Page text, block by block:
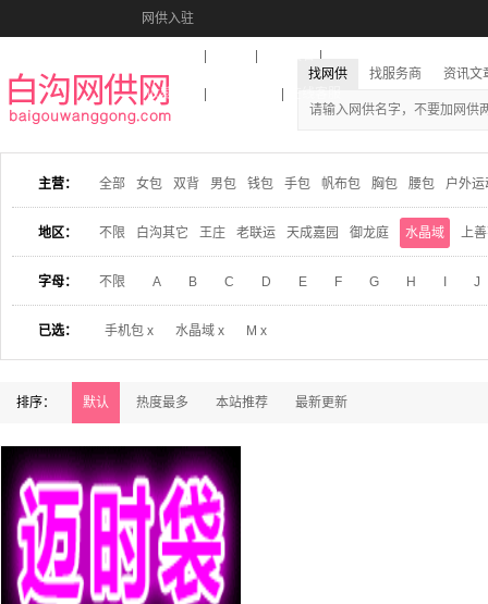
网供入驻
收藏本站
找网供 找服务商 资讯文
主营： 全部 女包 双背 男包 钱包 手包 帆布包 胸包 腰包 户外运
地区： 不限 白沟其它 王庄 老联运 天成嘉园 御龙庭 水晶域 上
字母： 不限 A B C D E F G H J
已选： 手机包 x 水晶域 x M x
排序： 默认 热度最多 本站推荐 最新更新